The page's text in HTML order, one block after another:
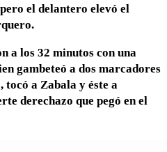
el delantero elevó el
a los 32 minutos con una
gambeteó a dos marcadores
tocó a Zabala y éste a
derechazo que pegó en el